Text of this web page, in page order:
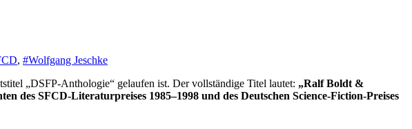
, #Wolfgang Jeschke
„DSFP-Anthologie“ gelaufen ist. Der vollständige Titel lautet: „Ralf Boldt &
des SFCD-Literaturpreises 1985–1998 und des Deutschen Science-Fiction-Preises